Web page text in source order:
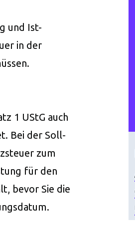
und Ist-
in der
1 UStG auch
Bei der Soll-
zum
für den
bevor Sie die